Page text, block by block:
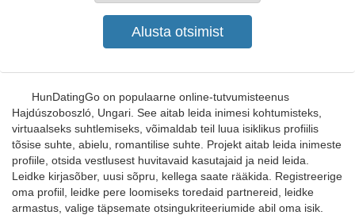
HunDatingGo on populaarne online-tutvumisteenus
Hajdúszoboszló, Ungari. See aitab leida inimesi kohtumisteks,
virtuaalseks suhtlemiseks, võimaldab teil luua isiklikus profiilis
tõsise suhte, abielu, romantilise suhte. Projekt aitab leida inimeste
profiile, otsida vestlusest huvitavaid kasutajaid ja neid leida.
Leidke kirjasõber, uusi sõpru, kellega saate rääkida. Registreerige
oma profiil, leidke pere loomiseks toredaid partnereid, leidke
armastus, valige täpsemate otsingukriteeriumide abil oma isik.